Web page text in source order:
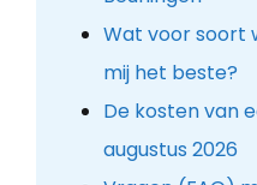
Wat voor soort
mij het beste?
De kosten van
augustus 2026